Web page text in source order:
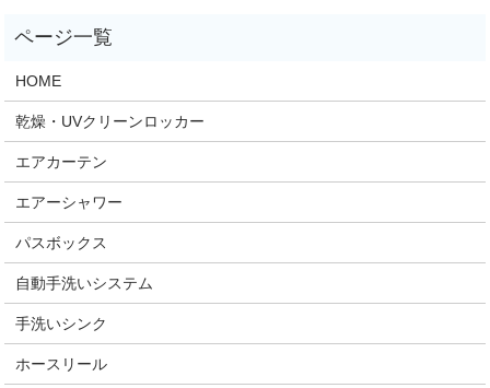
HOME
乾燥・UVクリーンロッカー
エアカーテン
エアーシャワー
パスボックス
自動手洗いシステム
手洗いシンク
ホースリール